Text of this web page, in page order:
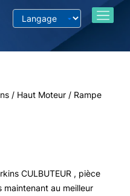
/ Haut Moteur / Rampe
CULBUTEUR , pièce
au meilleur